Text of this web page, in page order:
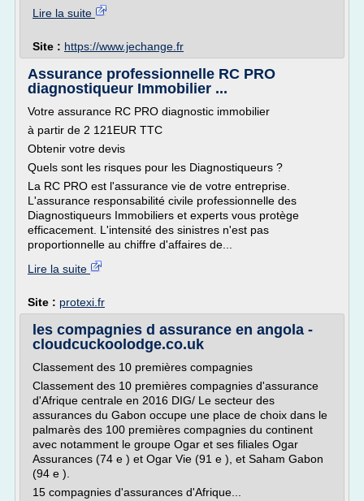
Lire la suite
Site : https://www.jechange.fr
Assurance professionnelle RC PRO
diagnostiqueur Immobilier ...
Votre assurance RC PRO diagnostic immobilier
à partir de 2 121EUR TTC
Obtenir votre devis
Quels sont les risques pour les Diagnostiqueurs ?
La RC PRO est l'assurance vie de votre entreprise.
L'assurance responsabilité civile professionnelle des
Diagnostiqueurs Immobiliers et experts vous protège
efficacement. L'intensité des sinistres n'est pas
proportionnelle au chiffre d'affaires de...
Lire la suite
Site : protexi.fr
les compagnies d assurance en angola -
cloudcuckoolodge.co.uk
Classement des 10 premières compagnies
Classement des 10 premières compagnies d'assurance
d'Afrique centrale en 2016 DIG/ Le secteur des
assurances du Gabon occupe une place de choix dans le
palmarès des 100 premières compagnies du continent
avec notamment le groupe Ogar et ses filiales Ogar
Assurances (74 e ) et Ogar Vie (91 e ), et Saham Gabon
(94 e ).
15 compagnies d'assurances d'Afrique...